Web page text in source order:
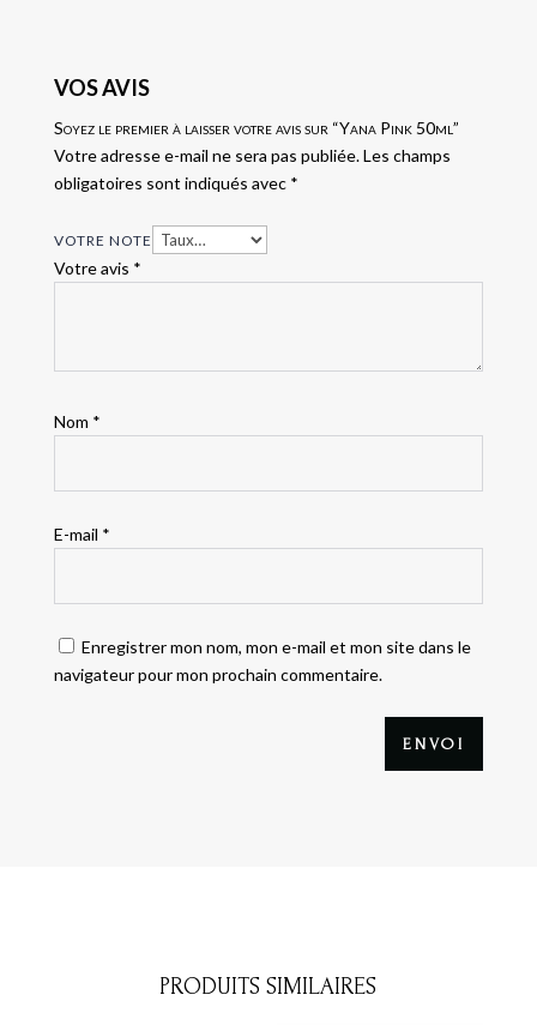
VOS AVIS
Soyez le premier à laisser votre avis sur “Yana Pink 50ml”
Votre adresse e-mail ne sera pas publiée.Les champs
obligatoires sont indiqués avec *
VOTRE NOTE
Votre avis *
Nom *
E-mail *
Enregistrer mon nom, mon e-mail et mon site dans le
navigateur pour mon prochain commentaire.
ENVOI
PRODUITS SIMILAIRES